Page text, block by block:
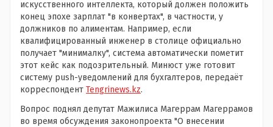
искусственного интеллекта, который должен положить
конец эпохе зарплат "в конвертах", в частности, у
должников по алиментам. Например, если
квалифицированный инженер в столице официально
получает "минималку", система автоматически пометит
этот кейс как подозрительный. Минюст уже готовит
систему push-уведомлений для бухгалтеров, передаёт
корреспондент Tengrinews.kz.
Вопрос поднял депутат Мажилиса Магеррам Магеррамов
во время обсуждения законопроекта "О внесении